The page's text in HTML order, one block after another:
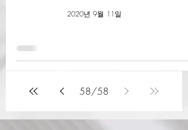
2020년 9월 11일
58/58